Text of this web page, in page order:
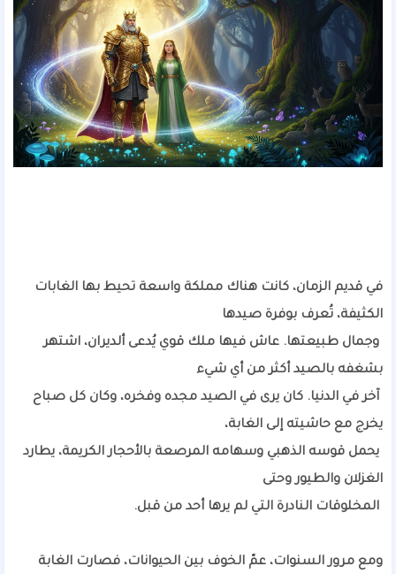
في قديم الزمان، كانت هناك مملكة واسعة تحيط بها الغابات
الكثيفة، تُعرف بوفرة صيدها
وجمال طبيعتها. عاش فيها ملك قوي يُدعى ألديران، اشتهر
بشغفه بالصيد أكثر من أي شيء
آخر في الدنيا. كان يرى في الصيد مجده وفخره، وكان كل صباح
يخرج مع حاشيته إلى الغابة،
يحمل قوسه الذهبي وسهامه المرصعة بالأحجار الكريمة، يطارد
الغزلان والطيور وحتى
المخلوقات النادرة التي لم يرها أحد من قبل.
ومع مرور السنوات، عمّ الخوف بين الحيوانات، فصارت الغابة